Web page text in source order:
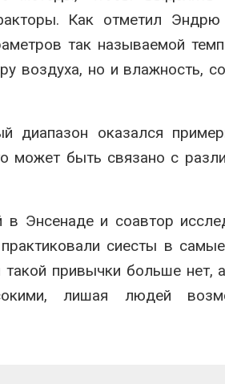
Как отметил Эндрю
так называемой
воздуха, но и влажность,
диапазон оказался
может быть связано с
Энсенаде и соавтор
сиесты в
такой привычки больше нет,
лишая людей